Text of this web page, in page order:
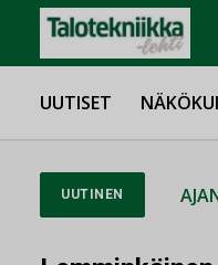
UUTISET
UUTINEN